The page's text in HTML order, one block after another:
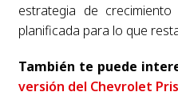
estrategia de
planificada para lo que
También te puede
versión del Chevrolet